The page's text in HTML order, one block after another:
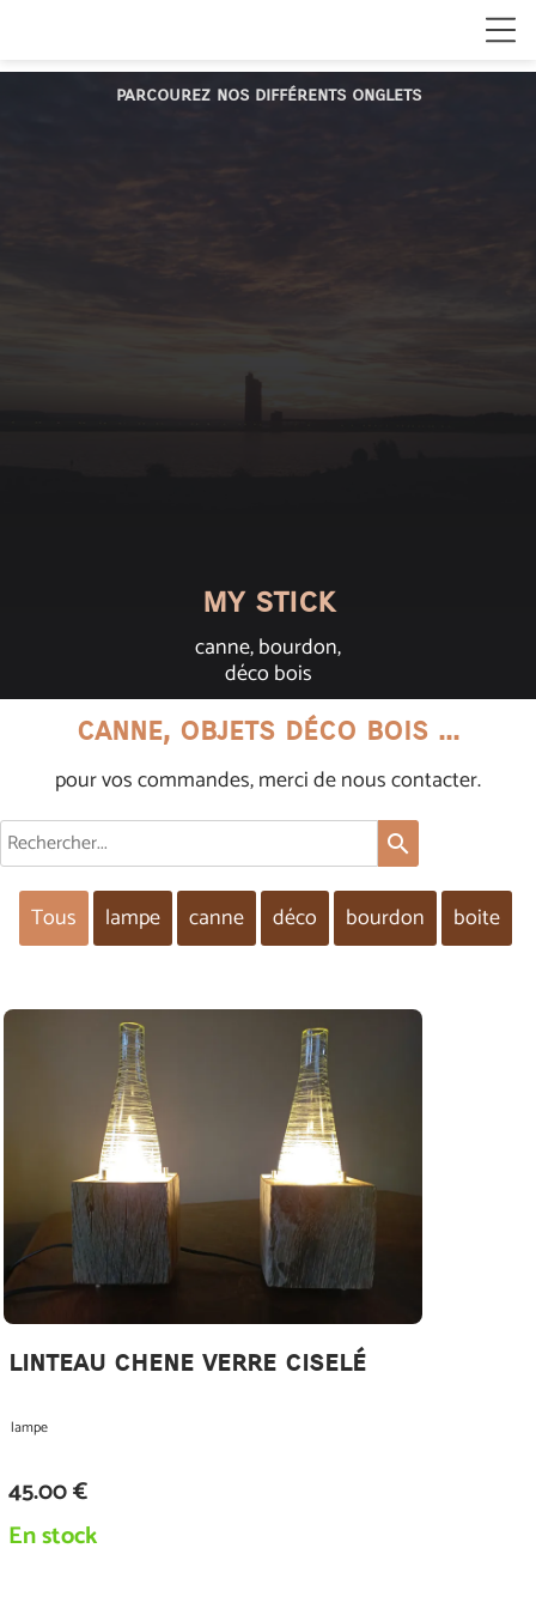
parcourez nos différents onglets
my stick
canne, bourdon,
déco bois
canne, objets déco bois ...
pour vos commandes, merci de nous contacter.
search
Tous lampe canne déco bourdon boite
linteau chene verre ciselé
lampe
45.00 €
En stock